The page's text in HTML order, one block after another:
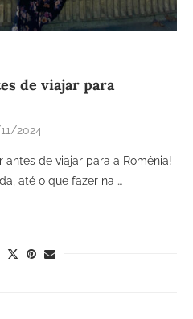
de viajar para
2024
antes de viajar para a Romênia!
até o que fazer na …